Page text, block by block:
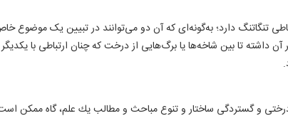
تنگاتنگ دارد؛ به‌گونه‌ای که آن دو می‌توانند در تبیین یک
تا بين شاخه‌ها يا برگ‌هایى از درخت که چنان ارتباطی با يكديگر
و گستردگى ساختار و تنوع مباحث و مطالب يك علم، گاه ممكن است